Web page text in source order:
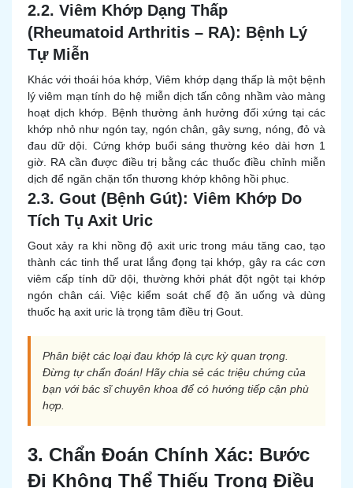
2.2. Viêm Khớp Dạng Thấp
(Rheumatoid Arthritis – RA): Bệnh Lý
Tự Miễn
Khác với thoái hóa khớp, Viêm khớp dạng thấp là một bệnh
lý viêm mạn tính do hệ miễn dịch tấn công nhầm vào màng
hoạt dịch khớp. Bệnh thường ảnh hưởng đối xứng tại các
khớp nhỏ như ngón tay, ngón chân, gây sưng, nóng, đỏ và
đau dữ dội. Cứng khớp buổi sáng thường kéo dài hơn 1
giờ. RA cần được điều trị bằng các thuốc điều chỉnh miễn
dịch để ngăn chặn tổn thương khớp không hồi phục.
2.3. Gout (Bệnh Gút): Viêm Khớp Do
Tích Tụ Axit Uric
Gout xảy ra khi nồng độ axit uric trong máu tăng cao, tạo
thành các tinh thể urat lắng đọng tại khớp, gây ra các cơn
viêm cấp tính dữ dội, thường khởi phát đột ngột tại khớp
ngón chân cái. Việc kiểm soát chế độ ăn uống và dùng
thuốc hạ axit uric là trọng tâm điều trị Gout.
Phân biệt các loại đau khớp là cực kỳ quan trọng.
Đừng tự chẩn đoán! Hãy chia sẻ các triệu chứng của
bạn với bác sĩ chuyên khoa để có hướng tiếp cận phù
hợp.
3. Chẩn Đoán Chính Xác: Bước
Đi Không Thể Thiếu Trong Điều